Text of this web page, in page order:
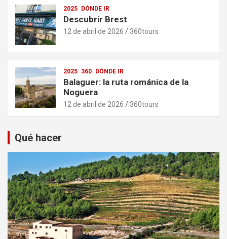
2025 DÓNDE IR
Descubrir Brest
12 de abril de 2026 360tours
2025 360 DÓNDE IR
Balaguer: la ruta románica de la
Noguera
12 de abril de 2026 360tours
Qué hacer